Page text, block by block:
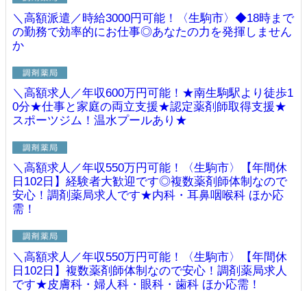
＼高額派遣／時給3000円可能！〈生駒市〉◆18時まで
の勤務で効率的にお仕事◎あなたの力を発揮しません
か
＼高額求人／年収600万円可能！★南生駒駅より徒歩1
0分★仕事と家庭の両立支援★認定薬剤師取得支援★
スポーツジム！温水プールあり★
＼高額求人／年収550万円可能！〈生駒市〉【年間休
日102日】経験者大歓迎です◎複数薬剤師体制なので
安心！調剤薬局求人です★内科・耳鼻咽喉科 ほか応
需！
＼高額求人／年収550万円可能！〈生駒市〉【年間休
日102日】複数薬剤師体制なので安心！調剤薬局求人
です★皮膚科・婦人科・眼科・歯科 ほか応需！